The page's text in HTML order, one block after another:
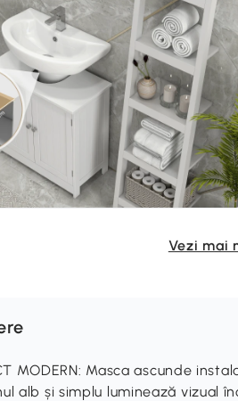
Vezi mai
MODERN: Masca ascunde
alb și simplu luminează vizual